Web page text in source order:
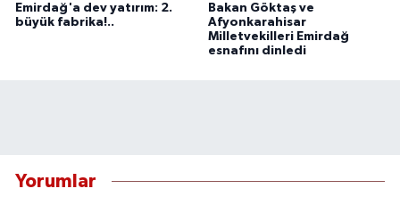
Emirdağ'a dev yatırım: 2.
büyük fabrika!..
Bakan Göktaş ve
Afyonkarahisar
Milletvekilleri Emirdağ
esnafını dinledi
Yorumlar